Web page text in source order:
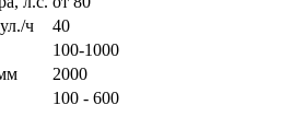
ч
40
100-1000
2000
100 - 600